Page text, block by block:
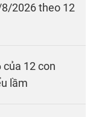
2026 theo 12
12 con
lầm